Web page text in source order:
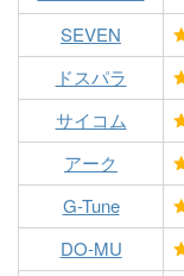
SEVEN
ドスパラ
サイコム
アーク
G-Tune
DO-MU